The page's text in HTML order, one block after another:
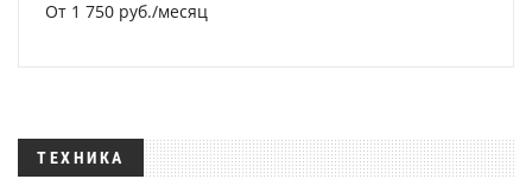
От 1 750 руб./месяц
ТЕХНИКА